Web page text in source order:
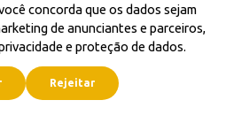
concorda que os dados sejam
de anunciantes e parceiros,
e proteção de dados.
Rejeitar